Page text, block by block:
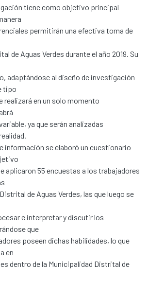
tiene como objetivo principal
permitirán una efectiva toma de
de Aguas Verdes durante el año 2019. Su
adaptándose al diseño de investigación
tipo
realizará en un solo momento
ya que serán analizadas
información se elaboró un cuestionario
aplicaron 55 encuestas a los trabajadores
de Aguas Verdes, las que luego se
e interpretar y discutir los
que
poseen dichas habilidades, lo que
en
dentro de la Municipalidad Distrital de